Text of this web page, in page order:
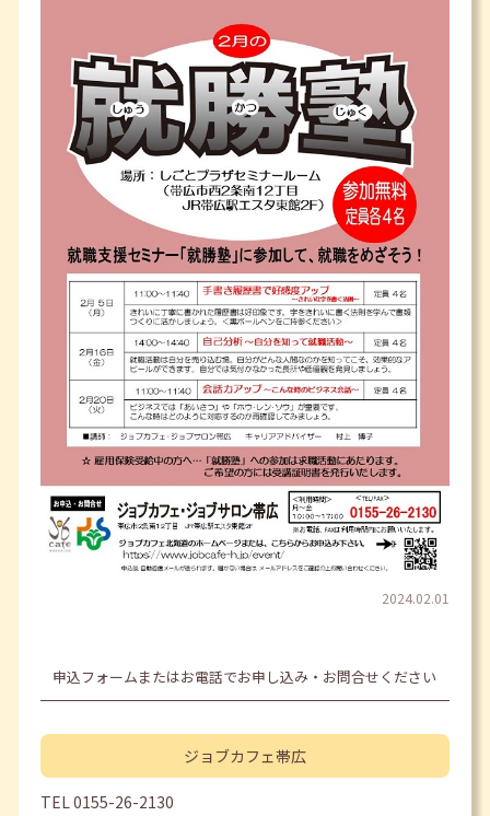
2024.02.01
申込フォームまたはお電話でお申し込み・お問合せください
ジョブカフェ帯広
TEL 0155-26-2130